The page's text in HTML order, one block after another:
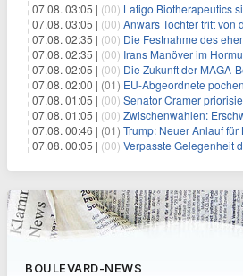
07.08. 03:05 | (00) Latigo Biotherapeutics sichert sich 345,6 Millionen Dollar in
07.08. 03:05 | (00) Anwars Tochter tritt von der Parteiführung
07.08. 02:35 | (00) Die Festnahme des ehemaligen Gouverneurs von Mexiko hebt die
07.08. 02:35 | (00) Irans Manöver im Hormus: Ein Hindernis für
07.08. 02:05 | (00) Die Zukunft der MAGA-Bewegung
07.08. 02:00 | (01) EU-Abgeordnete pochen auf
07.08. 01:05 | (00) Senator Cramer priorisiert die
07.08. 01:05 | (00) Zwischenwahlen: Erschwinglichkeit steht im Mittelpunkt,
07.08. 00:46 | (01) Trump: Neuer Anlauf für
07.08. 00:05 | (00) Verpasste Gelegenheit der Pazifikinseln: Ein Aufruf zu
BOULEVARD-NEWS